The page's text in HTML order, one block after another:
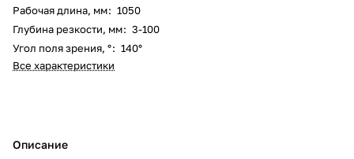
Рабочая длина, мм: 1050
Глубина резкости, мм: 3-100
Угол поля зрения, °: 140°
Все характеристики
Описание